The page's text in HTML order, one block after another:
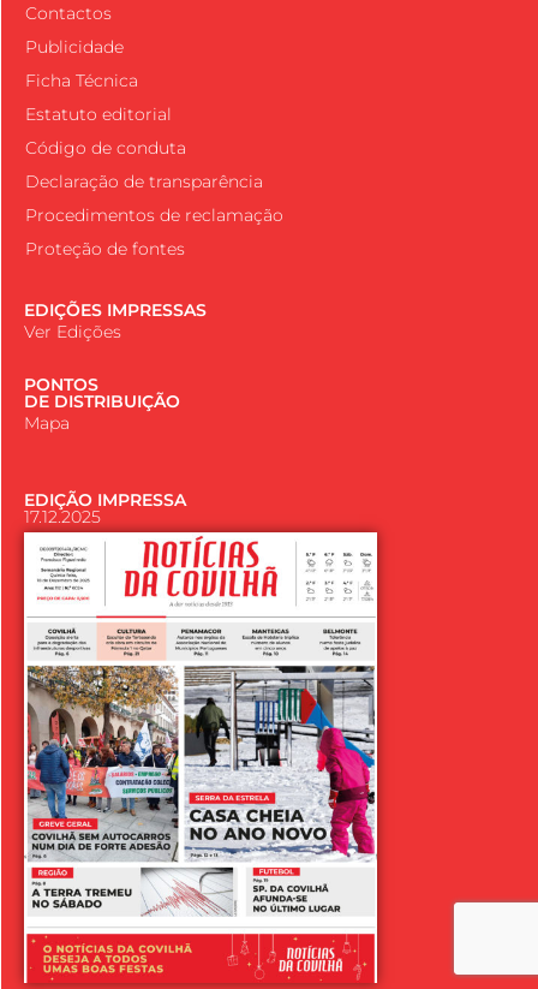
Contactos
Publicidade
Ficha Técnica
Estatuto editorial
Código de conduta
Declaração de transparência
Procedimentos de reclamação
Proteção de fontes
EDIÇÕES IMPRESSAS
Ver Edições
PONTOS
DE DISTRIBUIÇÃO
Mapa
EDIÇÃO IMPRESSA
17.12.2025